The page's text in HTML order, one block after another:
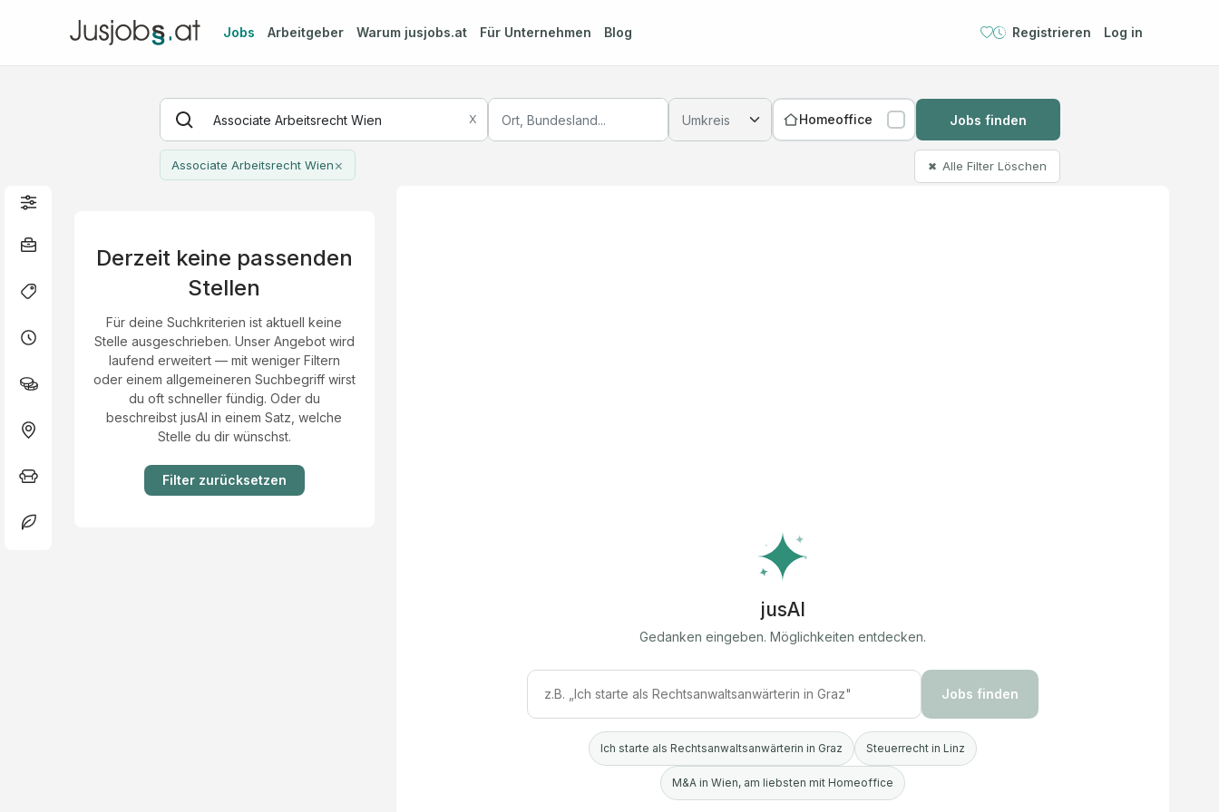
Jobs Arbeitgeber Warum jusjobs.at Für Unternehmen Blog Registrieren Log in
X Homeoffice Jobs finden
Associate Arbeitsrecht Wien× ✖ Alle Filter Löschen
Derzeit keine passenden
Stellen
Für deine Suchkriterien ist aktuell keine
Stelle ausgeschrieben. Unser Angebot wird
laufend erweitert — mit weniger Filtern
oder einem allgemeineren Suchbegriff wirst
du oft schneller fündig. Oder du
beschreibst jusAI in einem Satz, welche
Stelle du dir wünschst.
Filter zurücksetzen
jusAI
Gedanken eingeben. Möglichkeiten entdecken.
Jobs finden
Ich starte als Rechtsanwaltsanwärterin in Graz Steuerrecht in Linz
M&A in Wien, am liebsten mit Homeoffice